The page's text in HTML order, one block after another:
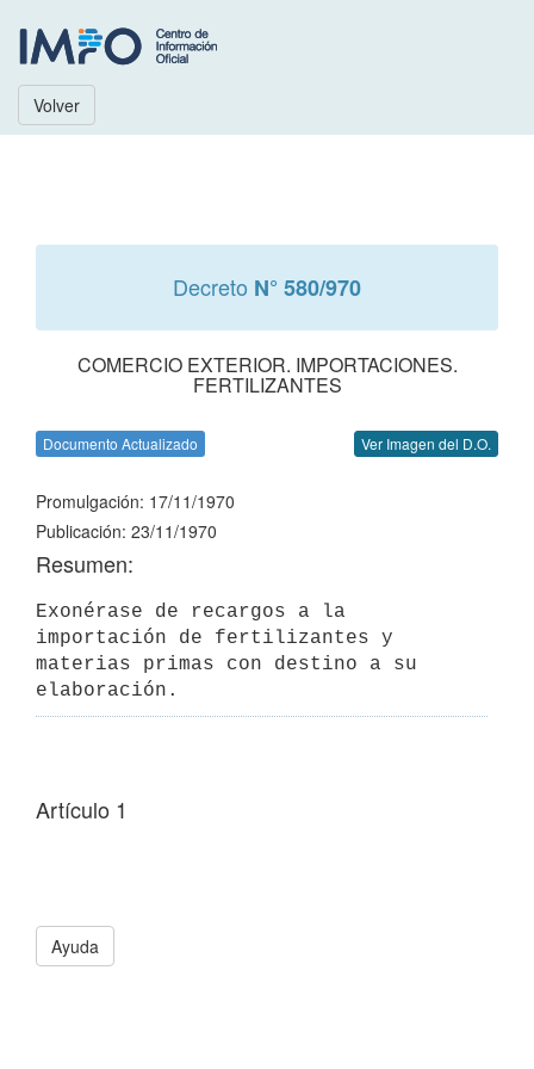
Volver
Decreto N° 580/970
COMERCIO EXTERIOR. IMPORTACIONES.
FERTILIZANTES
Documento Actualizado Ver Imagen del D.O.
Promulgación: 17/11/1970
Publicación: 23/11/1970
Resumen:
Exonérase de recargos a la
importación de fertilizantes y
materias primas con destino a su
elaboración.
Artículo 1
Ayuda